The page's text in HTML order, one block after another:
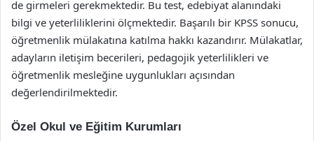
de girmeleri gerekmektedir. Bu test, edebiyat alanındaki
bilgi ve yeterliliklerini ölçmektedir. Başarılı bir KPSS sonucu,
öğretmenlik mülakatına katılma hakkı kazandırır. Mülakatlar,
adayların iletişim becerileri, pedagojik yeterlilikleri ve
öğretmenlik mesleğine uygunlukları açısından
değerlendirilmektedir.
Özel Okul ve Eğitim Kurumları